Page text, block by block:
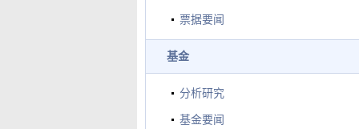
票据要闻
基金
分析研究
基金要闻